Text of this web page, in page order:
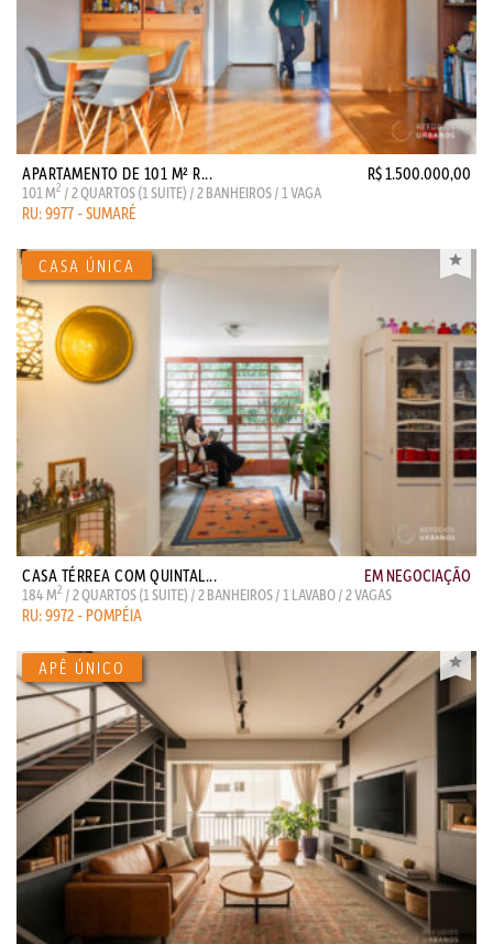
APARTAMENTO DE 101 M² R... R$ 1.500.000,00
101 M2 / 2 QUARTOS (1 SUITE) / 2 BANHEIROS / 1 VAGA
RU: 9977 - SUMARÉ
CASA TÉRREA COM QUINTAL... EM NEGOCIAÇÃO
184 M2 / 2 QUARTOS (1 SUITE) / 2 BANHEIROS / 1 LAVABO / 2 VAGAS
RU: 9972 - POMPÉIA